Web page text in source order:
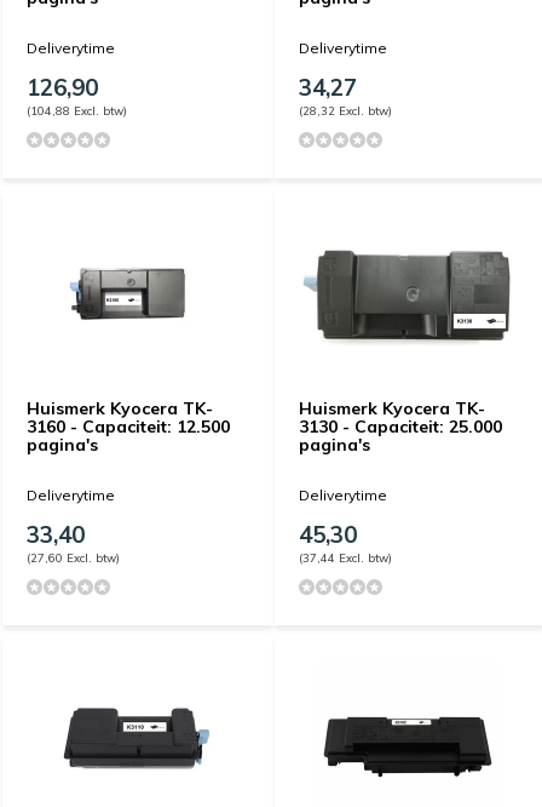
Deliverytime
126,90
(104,88 Excl. btw)
Deliverytime
34,27
(28,32 Excl. btw)
Huismerk Kyocera TK-
3160 - Capaciteit: 12.500
pagina's
Deliverytime
33,40
(27,60 Excl. btw)
Huismerk Kyocera TK-
3130 - Capaciteit: 25.000
pagina's
Deliverytime
45,30
(37,44 Excl. btw)